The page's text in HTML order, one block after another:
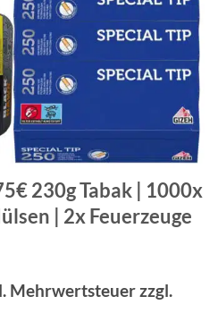
230g Tabak | 1000x
| 2x Feuerzeuge
Mehrwertsteuer zzgl.